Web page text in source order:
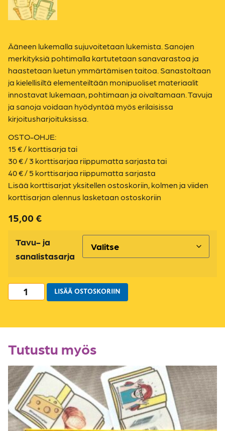
Ääneen lukemalla sujuvoitetaan lukemista. Sanojen
merkityksiä pohtimalla kartutetaan sanavarastoa ja
haastetaan luetun ymmärtämisen taitoa. Sanastoltaan
ja kielellisiltä elementeiltään monipuoliset materiaalit
innostavat lukemaan, pohtimaan ja oivaltamaan. Tavuja
ja sanoja voidaan hyödyntää myös erilaisissa
kirjoitusharjoituksissa.
OSTO-OHJE:
15 € / korttisarja tai
30 € / 3 korttisarjaa riippumatta sarjasta tai
40 € / 5 korttisarjaa riippumatta sarjasta
Lisää korttisarjat yksitellen ostoskoriin, kolmen ja viiden
korttisarjan alennus lasketaan ostoskoriin
15,00€
Tavu- ja
sanalistasarja
LISÄÄ OSTOSKORIIN
Tutustu myös